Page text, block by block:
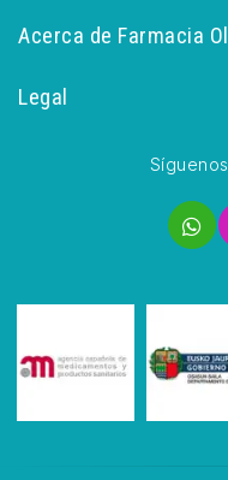
Acerca de Farmacia
Legal